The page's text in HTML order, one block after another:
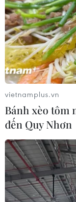
vietnamplus.vn
Bánh xèo tôm
đến Quy Nhơn